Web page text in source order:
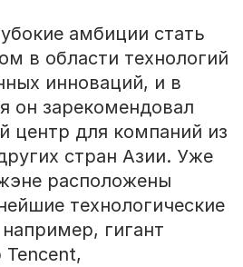
амбиции стать
в области технологий
инноваций, и в
он зарекомендовал
центр для компаний из
стран Азии. Уже
расположены
технологические
гигант
Tencent,